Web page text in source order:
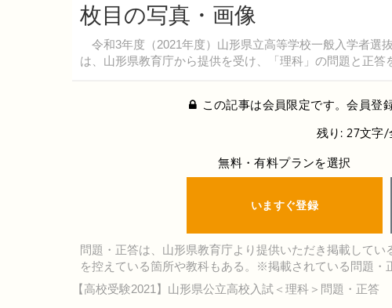
枚目の写真・画像
令和3年度（2021年度）山形県立高等学校一般入学者選
は、山形県教育庁から提供を受け、「理科」の問題と正
この記事は会員限定です。会員登
残り: 27文字
無料・有料プランを選択
いますぐ登録
問題・正答は、山形県教育庁より提供いただき掲載して
を控えている箇所や教科もある。※掲載されている問題・
【高校受験2021】山形県公立高校入試＜理科＞問題・正答